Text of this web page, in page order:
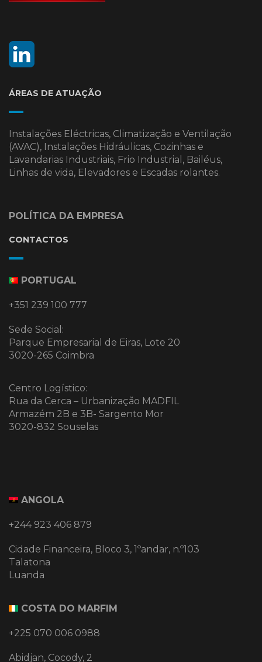
ÁREAS DE ATUAÇÃO
Instalações Eléctricas, Climatização e Ventilação
(AVAC), Instalações Hidráulicas, Cozinhas e
Lavandarias Industriais, Frio Industrial, Bailéus,
Linhas de vida, Elevadores e Escadas rolantes.
POLÍTICA DA EMPRESA
CONTACTOS
PORTUGAL
+351 239 100 777
Sede Social:
Parque Empresarial de Eiras, Lote 20
3020-265 Coimbra
Centro Logístico:
Rua da Cerca – Urbanização MADFIL
Armazém 2B e 3B- Sargento Mor
3020-832 Souselas
ANGOLA
+244 923 406 879
Cidade Financeira, Bloco 3, 1ºandar, n.º103
Talatona
Luanda
COSTA DO MARFIM
+225 070 006 0988
Abidjan, Cocody, 2